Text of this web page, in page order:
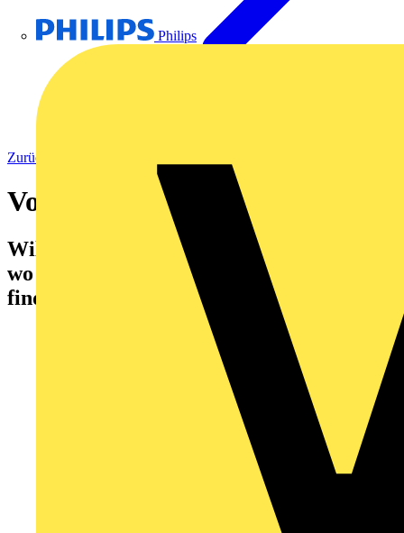
Philips
Zurück zu Startseite
Voltimum Akademie
Willkommen in der Voltimum Akademie,
wo Sie alle Webinare unserer Partner
finden.